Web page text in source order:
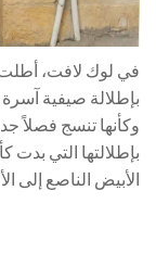
في لوك لافت، أطلت
بإطلالة صيفية
وكأنها تنسج فصلاً
بإطلالتها التي بدت
الأبيض الناصع إلى